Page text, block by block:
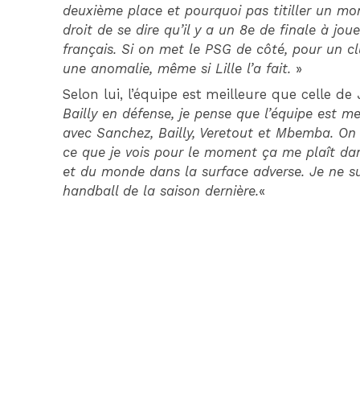
deuxième place et pourquoi pas titiller un
droit de se dire qu’il y a un 8e de finale à
français. Si on met le PSG de côté, pour un
une anomalie, même si Lille l’a fait. »
Selon lui, l’équipe est meilleure que celle
Bailly en défense, je pense que l’équipe est
avec Sanchez, Bailly, Veretout et Mbemba.
ce que je vois pour le moment ça me plaît
et du monde dans la surface adverse. Je ne
handball de la saison dernière.«